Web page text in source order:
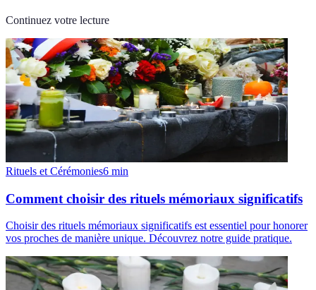
Continuez votre lecture
Rituels et Cérémonies6 min
Comment choisir des rituels mémoriaux significatifs
Choisir des rituels mémoriaux significatifs est essentiel pour honorer
vos proches de manière unique. Découvrez notre guide pratique.